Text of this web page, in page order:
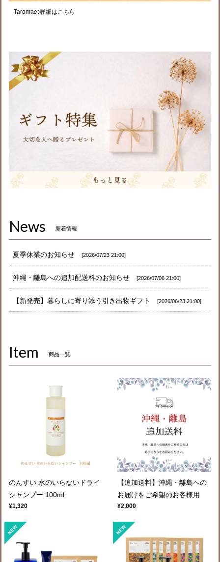
Taromaの詳細はこちら
News 新着情報
夏季休業のお知らせ 2026/07/23 21:00
沖縄・離島への追加配送料のお知らせ 2026/07/06 21:00
【新発売】暮らしに寄り添う引き出物ギフト 2026/06/23 21:00
Item 商品一覧
のんすい 水のいらないドライ
シャンプー 100ml
¥1,320
【追加送料】沖縄・離島への
お届けをご希望のお客様用
¥2,000